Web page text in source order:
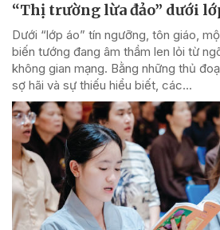
“Thị trường lừa đảo” dưới
Dưới “lớp áo” tín ngưỡng, tôn giáo,
biến tướng đang âm thầm len lỏi từ
không gian mạng. Bằng những thủ
sợ hãi và sự thiếu hiểu biết, các...